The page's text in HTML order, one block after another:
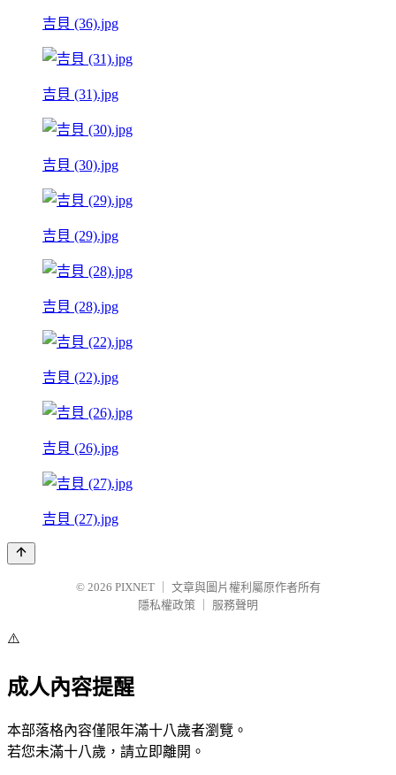
吉貝 (36).jpg
吉貝 (31).jpg
吉貝 (30).jpg
吉貝 (29).jpg
吉貝 (28).jpg
吉貝 (22).jpg
吉貝 (26).jpg
吉貝 (27).jpg
© 2026 PIXNET
文章與圖片權利屬原作者所有
隱私權政策
服務聲明
⚠️
成人內容提醒
本部落格內容僅限年滿十八歲者瀏覽。
若您未滿十八歲，請立即離開。